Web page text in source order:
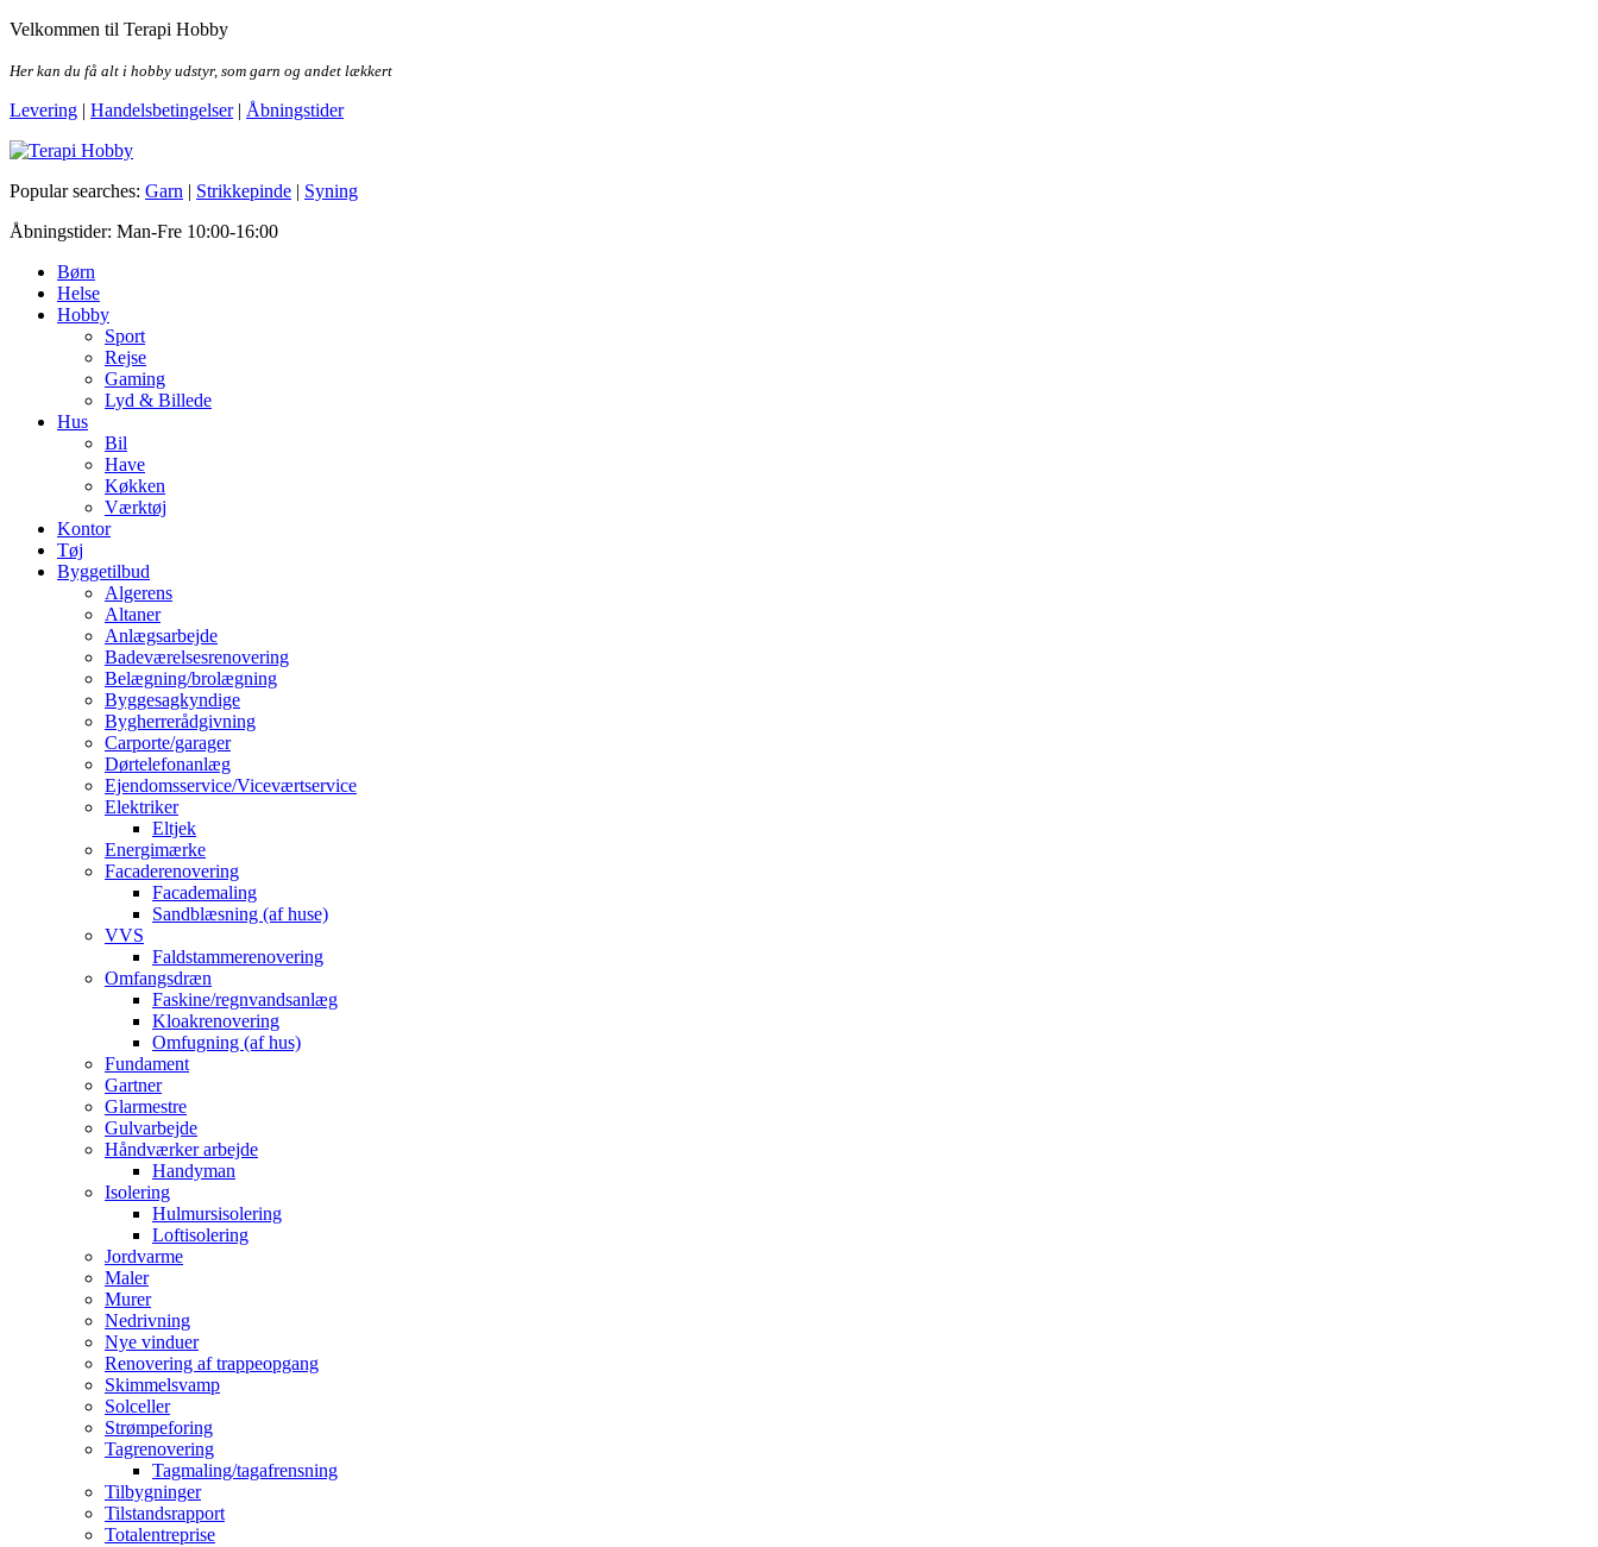
Skip
the
Velkommen til Terapi Hobby
Her kan du få alt i hobby udstyr, som garn og andet lækkert
Levering | Handelsbetingelser| Åbningstider
Terapi Hobby
Popular searches: Garn | Strikkepinde | Syning
Åbningstider: Man-Fre 10:00-16:00
Børn
Helse
Hobby
Sport
Rejse
Gaming
Lyd & Billede
Hus
Bil
Have
Køkken
Værktøj
Kontor
Tøj
Byggetilbud
Algerens
Altaner
Anlægsarbejde
Badeværelsesrenovering
Belægning/brolægning
Byggesagkyndige
Bygherrerådgivning
Carporte/garager
Dørtelefonanlæg
Ejendomsservice/Viceværtservice
Elektriker
Eltjek
Energimærke
Facaderenovering
Facademaling
Sandblæsning (af huse)
VVS
Faldstammerenovering
Omfangsdræn
Faskine/regnvandsanlæg
Kloakrenovering
Omfugning (af hus)
Fundament
Gartner
Glarmestre
Gulvarbejde
Håndværker arbejde
Handyman
Isolering
Hulmursisolering
Loftisolering
Jordvarme
Maler
Murer
Nedrivning
Nye vinduer
Renovering af trappeopgang
Skimmelsvamp
Solceller
Strømpeforing
Tagrenovering
Tagmaling/tagafrensning
Tilbygninger
Tilstandsrapport
Totalentreprise